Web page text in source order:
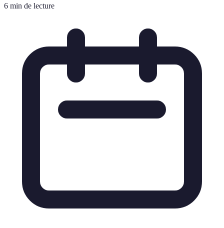
6 min de lecture